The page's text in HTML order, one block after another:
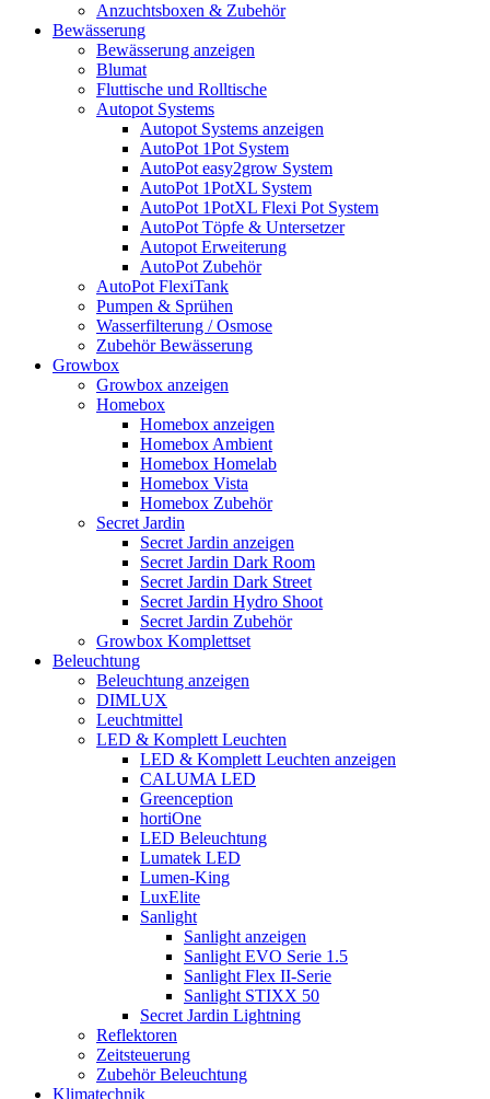
Anzuchtsboxen & Zubehör
Bewässerung
Bewässerung anzeigen
Blumat
Fluttische und Rolltische
Autopot Systems
Autopot Systems anzeigen
AutoPot 1Pot System
AutoPot easy2grow System
AutoPot 1PotXL System
AutoPot 1PotXL Flexi Pot System
AutoPot Töpfe & Untersetzer
Autopot Erweiterung
AutoPot Zubehör
AutoPot FlexiTank
Pumpen & Sprühen
Wasserfilterung / Osmose
Zubehör Bewässerung
Growbox
Growbox anzeigen
Homebox
Homebox anzeigen
Homebox Ambient
Homebox Homelab
Homebox Vista
Homebox Zubehör
Secret Jardin
Secret Jardin anzeigen
Secret Jardin Dark Room
Secret Jardin Dark Street
Secret Jardin Hydro Shoot
Secret Jardin Zubehör
Growbox Komplettset
Beleuchtung
Beleuchtung anzeigen
DIMLUX
Leuchtmittel
LED & Komplett Leuchten
LED & Komplett Leuchten anzeigen
CALUMA LED
Greenception
hortiOne
LED Beleuchtung
Lumatek LED
Lumen-King
LuxElite
Sanlight
Sanlight anzeigen
Sanlight EVO Serie 1.5
Sanlight Flex II-Serie
Sanlight STIXX 50
Secret Jardin Lightning
Reflektoren
Zeitsteuerung
Zubehör Beleuchtung
Klimatechnik